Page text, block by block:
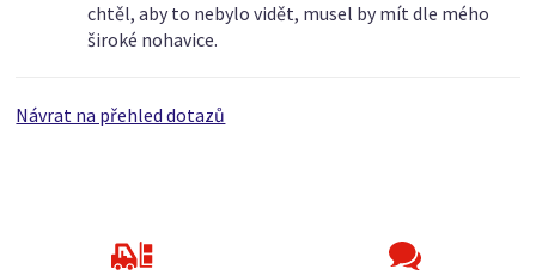
chtěl, aby to nebylo vidět, musel by mít dle mého
široké nohavice.
Návrat na přehled dotazů